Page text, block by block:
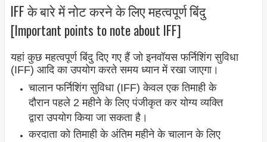
IFF के बारे में नोट करने के लिए महत्वपूर्ण बिंदु
[Important points to note about IFF]
यहां कुछ महत्वपूर्ण बिंदु दिए गए हैं जो इनवॉयस फर्निशिंग सुविधा
(IFF) आदि का उपयोग करते समय ध्यान में रखा जाएगा।
चालान फर्निशिंग सुविधा (IFF) केवल एक तिमाही के
दौरान पहले 2 महीने के लिए पंजीकृत कर योग्य व्यक्ति
द्वारा उपयोग किया जा सकता है।
करदाता को तिमाही के अंतिम महीने के चालान के लिए